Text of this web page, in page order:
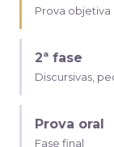
Prova objetiva
2ª fase
Discursivas,
Prova oral
Fase final